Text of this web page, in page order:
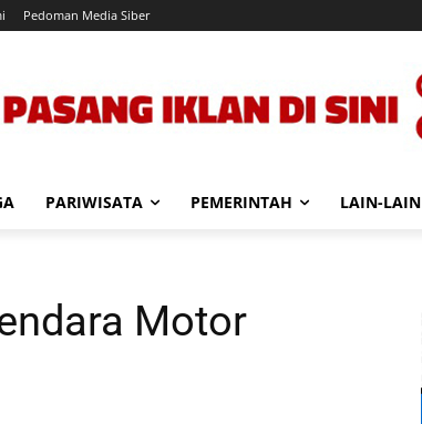
Pedoman Media Siber
PARIWISATA PEMERINTAH LAIN-LAIN
Motor